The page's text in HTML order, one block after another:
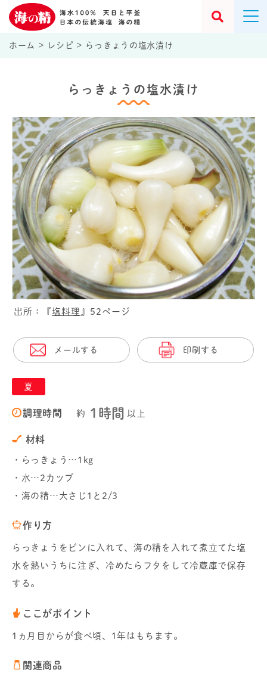
ホーム > レシピ > らっきょうの塩水漬け
らっきょうの塩水漬け
出所：『塩料理 』52ページ
メールする 印刷する
夏
調理時間 約 1時間 以上
材料
・らっきょう…1kg
・水…2カップ
・海の精…大さじ1と2/3
作り方
らっきょうをビンに入れて、海の精を入れて煮立てた塩
水を熱いうちに注ぎ、冷めたらフタをして冷蔵庫で保存
する。
ここがポイント
1ヵ月目からが食べ頃、1年はもちます。
関連商品